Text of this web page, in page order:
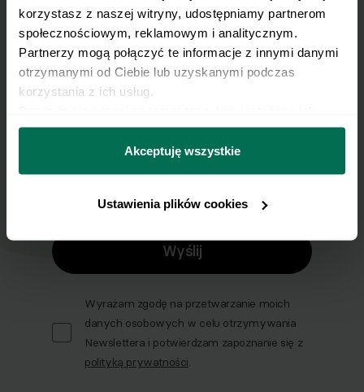
korzystasz z naszej witryny, udostępniamy partnerom
społecznościowym, reklamowym i analitycznym.
Partnerzy mogą połączyć te informacje z innymi danymi
otrzymanymi od Ciebie lub uzyskanymi podczas
korzystania z ich usług.
można się z nami skontaktować i w jaki sposób
przetwarzamy dane osobowe w ramach
prywatności.
Akceptuję wszystkie
Ustawienia plików cookies
Nasze najlepsze przepisy, prosto na Twoja
skrzynkę e-mail.
Zapisz się do naszego Newslettera
Imię
Wyślij
Wyrażam zgodę na przetwarzanie moich
danych osobowych w celu otrzymywania
Newslettera i potwierdzam zapoznanie się z
polityką prywatności.